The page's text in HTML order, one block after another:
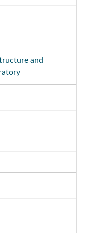
and